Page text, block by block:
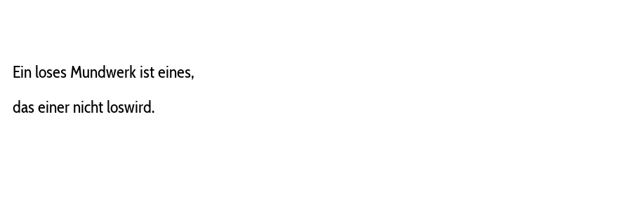
Ein loses Mundwerk ist eines,
das einer nicht loswird.